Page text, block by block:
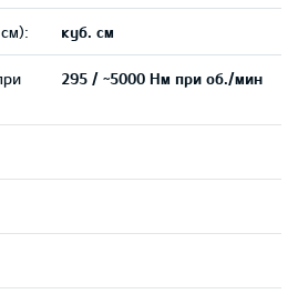
куб. см
295 / ~5000 Нм при об./мин